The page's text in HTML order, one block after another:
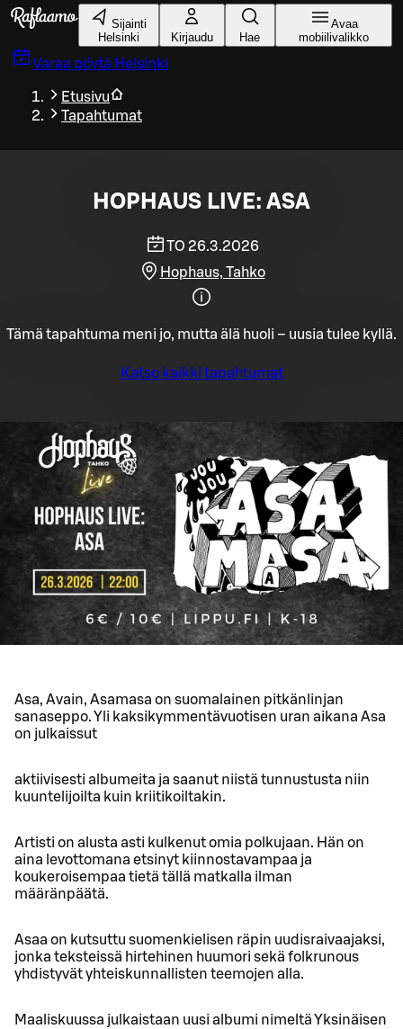
Siirry pääsisältöön
Sijainti
Helsinki
Kirjaudu Hae
Avaa
mobiilivalikko
Varaa pöytä Helsinki
Etusivu
Tapahtumat
HOPHAUS LIVE: ASA
TO 26.3.2026
Hophaus, Tahko
Tämä tapahtuma meni jo, mutta älä huoli – uusia tulee kyllä.
Katso kaikki tapahtumat
Asa, Avain, Asamasa on suomalainen pitkänlinjan
sanaseppo. Yli kaksikymmentävuotisen uran aikana Asa
on julkaissut
aktiivisesti albumeita ja saanut niistä tunnustusta niin
kuuntelijoilta kuin kriitikoiltakin.
Artisti on alusta asti kulkenut omia polkujaan. Hän on
aina levottomana etsinyt kiinnostavampaa ja
koukeroisempaa tietä tällä matkalla ilman
määränpäätä.
Asaa on kutsuttu suomenkielisen räpin uudisraivaajaksi,
jonka teksteissä hirtehinen huumori sekä folkrunous
yhdistyvät yhteiskunnallisten teemojen alla.
Maaliskuussa julkaistaan uusi albumi nimeltä Yksinäisen